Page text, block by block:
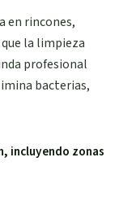
en rincones,
la limpieza
profesional
bacterias,
incluyendo zonas